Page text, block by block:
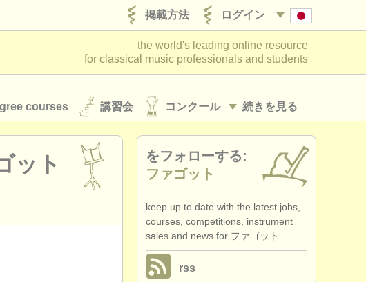
ログイン
掲載方法
the world's leading online resource
for classical music professionals and students
続きを見る
courses 講習会 コンクール
ット
をフォローする:
ファゴット
keep up to date with the latest jobs,
courses, competitions, instrument
sales and news for ファゴット.
rss